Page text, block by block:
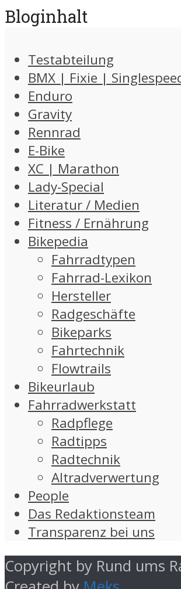
Bloginhalt
Testabteilung
BMX | Fixie |
Enduro
Gravity
Rennrad
E-Bike
XC | Marathon
Lady-Special
Literatur / Medien
Fitness / Ernährung
Bikepedia
Fahrradtypen
Fahrrad-Lexikon
Hersteller
Radgeschäfte
Bikeparks
Fahrtechnik
Flowtrails
Bikeurlaub
Fahrradwerkstatt
Radpflege
Radtipps
Radtechnik
Altradverwertung
People
Das Redaktionsteam
Transparenz bei uns
Copyright by Rund ums